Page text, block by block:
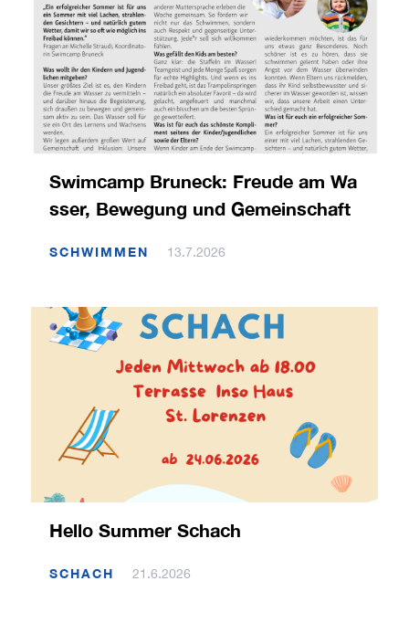
Swimcamp Bruneck: Freude am Wa
sser, Bewegung und Gemeinschaft
SCHWIMMEN 13.7.2026
Hello Summer Schach
SCHACH 21.6.2026